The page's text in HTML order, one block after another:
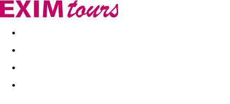
Akční nabídky Last minute